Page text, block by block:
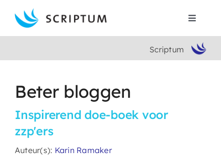
content
Toggle
Boeken
Auteurs
Contact
Scriptum
Beter bloggen
Inspirerend doe-boek voor
zzp'ers
Auteur(s): Karin Ramaker